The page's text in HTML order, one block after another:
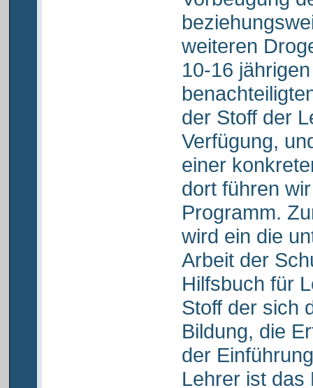
weiteren
10-16
der Stoff der
Verfügung,
einer
dort führen
Programm.
wird ein die
Arbeit der
Hilfsbuch für
Stoff der sich
Bildung, die
der
Lehrer ist das